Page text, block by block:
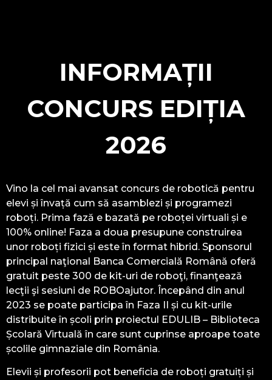
INFORMAȚII
CONCURS EDIȚIA
2026
Vino la cel mai avansat concurs de robotică pentru
elevi și învață cum să asamblezi și programezi
roboți. Prima fază e bazată pe roboței virtuali și e
100% online! Faza a doua presupune construirea
unor roboți fizici și este în format hibrid. Sponsorul
principal naţional Banca Comercială Română oferă
gratuit peste 300 de kit-uri de roboţi, finanţează
lecţii şi sesiuni de ROBOajutor. Începând din anul
2023 se poate participa în Faza II și cu kit-urile
distribuite în școli prin proiectul EDULIB – Biblioteca
Școlară Virtuală în care sunt cuprinse aproape toate
școlile gimnaziale din România.
Elevii și profesorii pot beneficia de roboți gratuiți și